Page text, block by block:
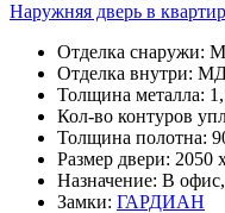
Наружняя дверь в
Отделка
Отделка внутри:
Толщина металла:
Кол-во контуров
Толщина полотна:
Размер двери: 2050
Назначение: В
Замки: ГАРДИАН